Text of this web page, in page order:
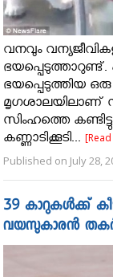
വനവും
ഭയപ്പെടുത്തിയ
മൃഗശാലയിലാണ്
സിംഹത്തെ
കണ്ണാടിക്കൂടി...
Published on July 28,
39 കാറുകൾക്ക്
വയസുകാരൻ